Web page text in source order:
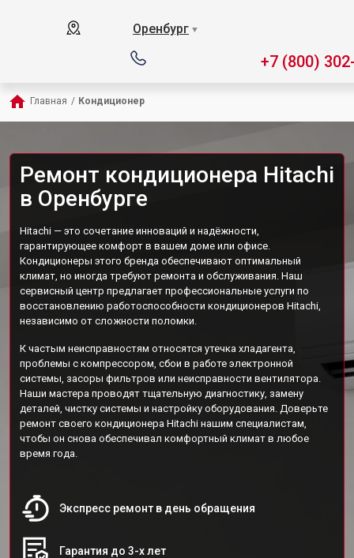
Оренбург ▼
+7 (800)
Главная / Кондиционер
Ремонт кондиционера Hitachi
в Оренбурге
Hitachi — это сочетание инноваций и надёжности,
гарантирующее комфорт в вашем доме или офисе.
Кондиционеры этого бренда обеспечивают оптимальный
климат, но иногда требуют ремонта и обслуживания. Наш
сервисный центр предлагает профессиональные услуги по
восстановлению работоспособности кондиционеров Hitachi,
независимо от сложности поломки.
К частым неисправностям относятся утечка хладагента,
проблемы с компрессором, сбои в работе электронной
системы, засоры фильтров или неисправности вентилятора.
Наши мастера проводят тщательную диагностику, замену
деталей, чистку системы и настройку оборудования. Доверьте
ремонт своего кондиционера Hitachi нашим специалистам,
чтобы он снова обеспечивал комфортный климат в любое
время года.
Экспресс ремонт в день обращения
Гарантия до 3-х лет